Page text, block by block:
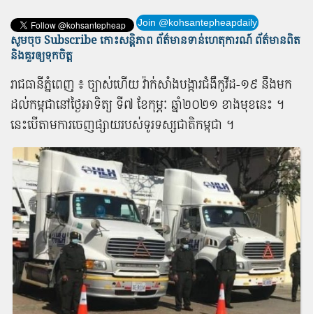
Join @kohsantepheapdaily
សូមចុច Subscribe កោះសន្តិភាព ព័ត៌មាន​ទាន់​ហេតុការណ៍ ព័ត៌មានពិត
និង​គួរឲ្យទុកចិត្ត
រាជធានី​ភ្នំពេញ ៖ ច្បាស់​ហើយ វ៉ាក់សាំង​បង្ការ​ជំងឺ​កូ​វី​ដ​-១៩ នឹង​មក​
ដល់​កម្ពុជា​នៅ​ថ្ងៃអាទិត្យ ទី​៧ ខែកុម្ភៈ ឆ្នាំ​២០២១ ខាង​មុខ​នេះ ។
នេះ​បើ​តាម​ការ​ចេញផ្សាយ​របស់​ទូរ​ទស្ស​ជាតិ​កម្ពុជា ។